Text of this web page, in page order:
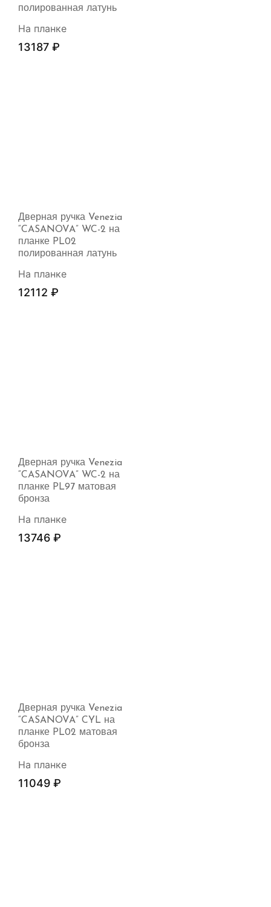
полированная латунь
На планке
13187 ₽
Дверная ручка Venezia
“CASANOVA” WC-2 на
планке PL02
полированная латунь
На планке
12112 ₽
Дверная ручка Venezia
“CASANOVA” WC-2 на
планке PL97 матовая
бронза
На планке
13746 ₽
Дверная ручка Venezia
“CASANOVA” CYL на
планке PL02 матовая
бронза
На планке
11049 ₽